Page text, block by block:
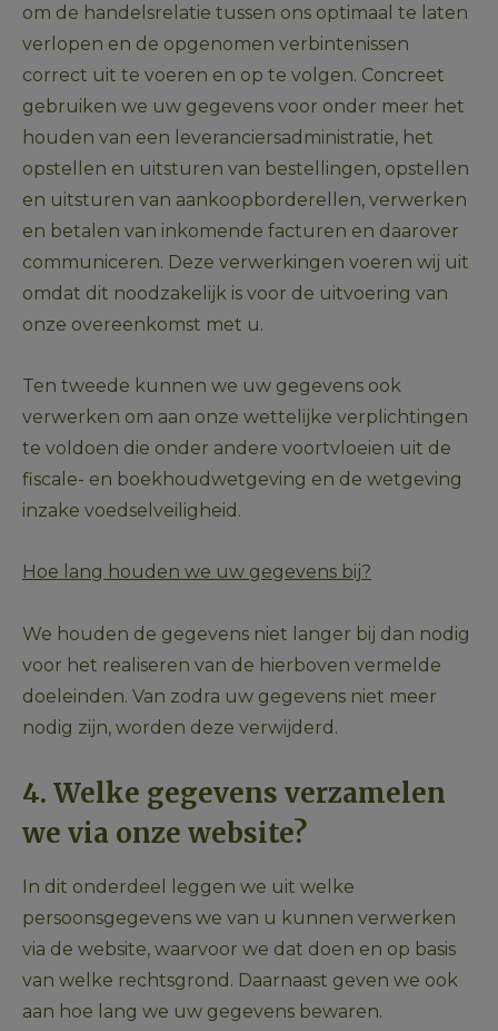
om de handelsrelatie tussen ons optimaal te laten
verlopen en de opgenomen verbintenissen
correct uit te voeren en op te volgen. Concreet
gebruiken we uw gegevens voor onder meer het
houden van een leveranciersadministratie, het
opstellen en uitsturen van bestellingen, opstellen
en uitsturen van aankoopborderellen, verwerken
en betalen van inkomende facturen en daarover
communiceren. Deze verwerkingen voeren wij uit
omdat dit noodzakelijk is voor de uitvoering van
onze overeenkomst met u.
Ten tweede kunnen we uw gegevens ook
verwerken om aan onze wettelijke verplichtingen
te voldoen die onder andere voortvloeien uit de
fiscale- en boekhoudwetgeving en de wetgeving
inzake voedselveiligheid.
Hoe lang houden we uw gegevens bij?
We houden de gegevens niet langer bij dan nodig
voor het realiseren van de hierboven vermelde
doeleinden. Van zodra uw gegevens niet meer
nodig zijn, worden deze verwijderd.
4. Welke gegevens verzamelen
we via onze website?
In dit onderdeel leggen we uit welke
persoonsgegevens we van u kunnen verwerken
via de website, waarvoor we dat doen en op basis
van welke rechtsgrond. Daarnaast geven we ook
aan hoe lang we uw gegevens bewaren.